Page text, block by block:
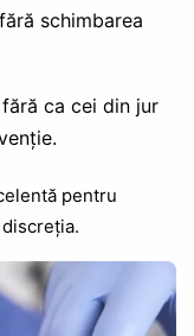
schimbarea
ca cei din jur
pentru